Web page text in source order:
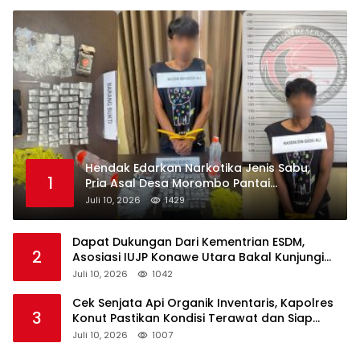
1
Hendak Edarkan Narkotika Jenis Sabu,
Pria Asal Desa Morombo Pantai
Diamankan Polisi
Juli 10, 2026 1429
2
Dapat Dukungan Dari Kementrian ESDM,
Asosiasi IUJP Konawe Utara Bakal Kunjungi
Pemegang IUP di Konut
Juli 10, 2026 1042
3
Cek Senjata Api Organik Inventaris, Kapolres
Konut Pastikan Kondisi Terawat dan Siap
Digunakan
Juli 10, 2026 1007